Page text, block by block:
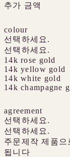
추가 금액
colour
선택하세요.
선택하세요.
14k rose gold
14k yellow gold
14k white gold
14k champagne
agreement
선택하세요.
선택하세요.
주문제작 제품
됩니다